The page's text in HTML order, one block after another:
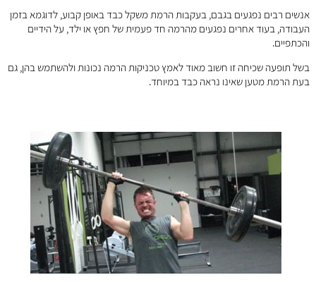
אנשים רבים נפגעים בגבם, בעקבות הרמת משקל כבד באופן קבוע, לדוגמא בזמן
העבודה, בעוד אחרים נפגעים מהרמה חד פעמית של חפץ או ילד, על הידיים
והכתפיים.
בשל תופעה שכיחה זו חשוב מאוד לאמץ טכניקות הרמה נכונות ולהשתמש בהן, גם
בעת הרמת מטען שאינו נראה כבד במיוחד.